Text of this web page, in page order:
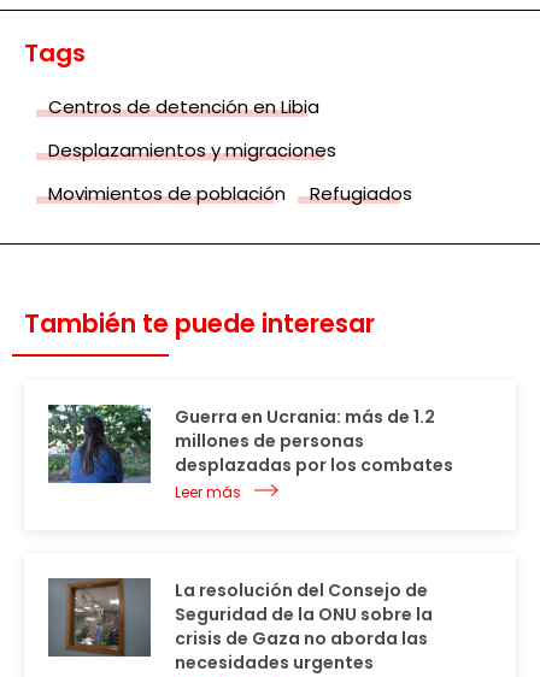
Tags
Centros de detención en Libia
Desplazamientos y migraciones
Movimientos de población
Refugiados
También te puede interesar
Guerra en Ucrania: más de 1.2
millones de personas
desplazadas por los combates
Leer más
La resolución del Consejo de
Seguridad de la ONU sobre la
crisis de Gaza no aborda las
necesidades urgentes